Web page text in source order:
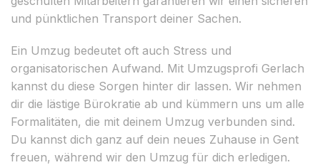
und pünktlichen Transport deiner Sachen.
Ein Umzug bedeutet oft auch Stress und
organisatorischen Aufwand. Mit Umzugsprofi Gerlach
kannst du diese Sorgen hinter dir lassen. Wir nehmen
dir die lästige Bürokratie ab und kümmern uns um alle
Formalitäten, die mit deinem Umzug verbunden sind.
Du kannst dich ganz auf dein neues Zuhause in Gent
freuen, während wir den Umzug für dich erledigen.